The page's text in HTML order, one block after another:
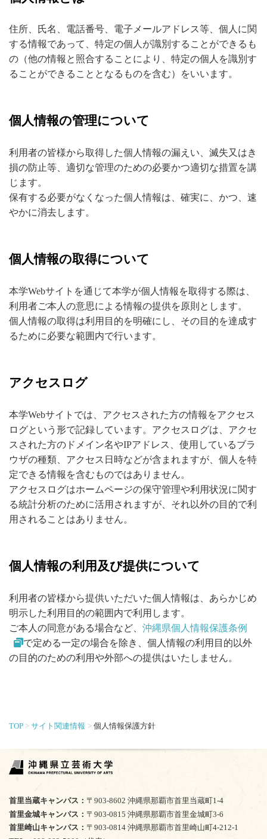
住所、氏名、電話番号、電子メールアドレス等、個人に関
する情報であって、特定の個人が識別することができるも
の（他の情報と照合することにより、特定の個人を識別す
ることができることとなるものを含む）をいいます。
個人情報の管理について
利用者の皆様から取得した個人情報の漏えい、滅失又はき
損の防止等、適切な管理のための必要かつ適切な措置を講
じます。
保有する必要がなくなった個人情報は、確実に、かつ、速
やかに消去します。
個人情報の取得について
本学Webサイトを通じて本学が個人情報を取得する際は、
利用者ご本人の意思による情報の提供を原則とします。
個人情報の取得は利用目的を明確にし、その目的を達成す
るために必要な範囲内で行います。
アクセスログ
本学Webサイトでは、アクセスされた方の情報をアクセス
ログという形で記録しています。アクセスログは、アクセ
スされた方のドメイン名やIPアドレス、使用しているブラ
ウザの種類、アクセス日時などが含まれますが、個人を特
定できる情報を含むものではありません。
アクセスログはホームページの保守管理や利用状況に関す
る統計分析のために活用されますが、それ以外の目的で利
用されることはありません。
個人情報の利用及び提供について
利用者の皆様から提供いただいた個人情報は、あらかじめ
明示した利用目的の範囲内で利用します。
ご本人の同意がある場合など、 沖縄県個人情報保護条例
で定める一定の場合を除き、個人情報の利用目的以外
の目的のための利用や外部への提供はいたしません。
TOP サイト関連情報 個人情報保護方針
首里当蔵キャンパス
〒903-8602 沖縄県那覇市首里当蔵町1-4
首里金城キャンパス
〒903-0815 沖縄県那覇市首里金城町3-6
首里崎山キャンパス
〒903-0814 沖縄県那覇市首里崎山町4-212-1